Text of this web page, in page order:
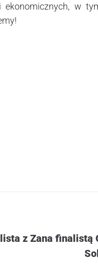
w
z Zana finalistą